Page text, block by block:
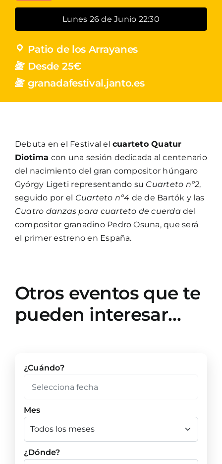
Lunes 26 de Junio 22:30
Patio de los Arrayanes
Desde 25€
granadafestival.janto.es
Debuta en el Festival el cuarteto Quatur
Diotima con una sesión dedicada al centenario
del nacimiento del gran compositor húngaro
György Ligeti representando su Cuarteto nº2,
seguido por el Cuarteto nº4 de de Bartók y las
Cuatro danzas para cuarteto de cuerda del
compositor granadino Pedro Osuna, que será
el primer estreno en España.
Otros eventos que te
pueden interesar…
¿Cuándo?
Mes
¿Dónde?